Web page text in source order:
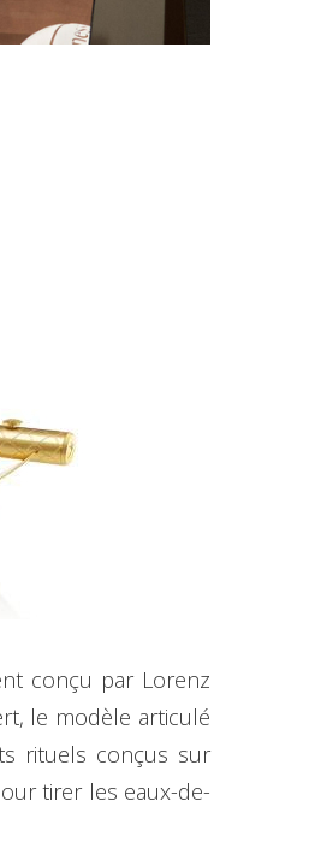
conçu par Lorenz
le modèle articulé
rituels conçus sur
tirer les eaux-de-